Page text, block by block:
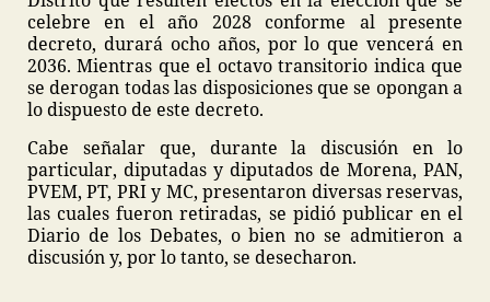
celebre en el año 2028 conforme al presente
decreto, durará ocho años, por lo que vencerá en
2036. Mientras que el octavo transitorio indica que
se derogan todas las disposiciones que se opongan a
lo dispuesto de este decreto.
Cabe señalar que, durante la discusión en lo
particular, diputadas y diputados de Morena, PAN,
PVEM, PT, PRI y MC, presentaron diversas reservas,
las cuales fueron retiradas, se pidió publicar en el
Diario de los Debates, o bien no se admitieron a
discusión y, por lo tanto, se desecharon.